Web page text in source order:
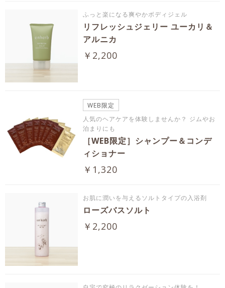
ふっと楽になる爽やかボディジェル
リフレッシュジェリー ユーカリ＆
アルニカ
￥2,200
WEB限定
人気のヘアケアを体験しませんか？ ジムやお
泊まりにも
［WEB限定］シャンプー＆コンデ
ィショナー
￥1,320
お肌に潤いを与えるソルトタイプの入浴剤
ローズバスソルト
￥2,200